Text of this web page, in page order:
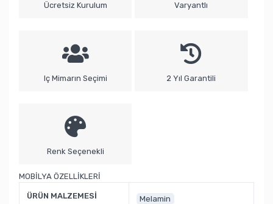
Ücretsiz Kurulum Varyantlı
Iç Mimarın Seçimi 2 Yıl Garantili
Renk Seçenekli
MOBİLYA ÖZELLİKLERİ
ÜRÜN MALZEMESİ Melamin